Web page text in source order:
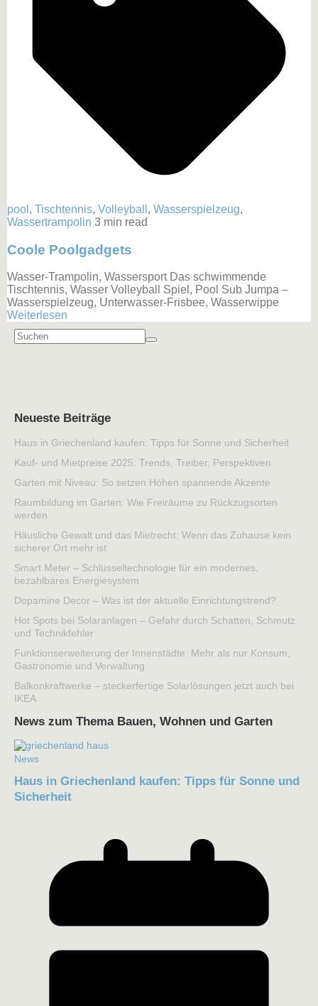
pool , Tischtennis, Volleyball , Wasserspielzeug,
Wassertrampolin 3 min read
Coole Poolgadgets
Wasser-Trampolin, Wassersport Das schwimmende
Tischtennis, Wasser Volleyball Spiel, Pool Sub Jumpa –
Wasserspielzeug, Unterwasser-Frisbee, Wasserwippe
Weiterlesen
Neueste Beiträge
Haus in Griechenland kaufen: Tipps für Sonne und Sicherheit
Kauf- und Mietpreise 2025: Trends, Treiber, Perspektiven
Garten mit Niveau: So setzen Höhen spannende Akzente
Raumbildung im Garten: Wie Freiräume zu Rückzugsorten
werden
Häusliche Gewalt und das Mietrecht: Wenn das Zuhause kein
sicherer Ort mehr ist
Smart Meter – Schlüsseltechnologie für ein modernes,
bezahlbares Energiesystem
Dopamine Decor – Was ist der aktuelle Einrichtungstrend?
Hot Spots bei Solaranlagen – Gefahr durch Schatten, Schmutz
und Technikfehler
Funktionserweiterung der Innenstädte: Mehr als nur Konsum,
Gastronomie und Verwaltung
Balkonkraftwerke – steckerfertige Solarlösungen jetzt auch bei
IKEA
News zum Thema Bauen, Wohnen und Garten
News
Haus in Griechenland kaufen: Tipps für Sonne und
Sicherheit